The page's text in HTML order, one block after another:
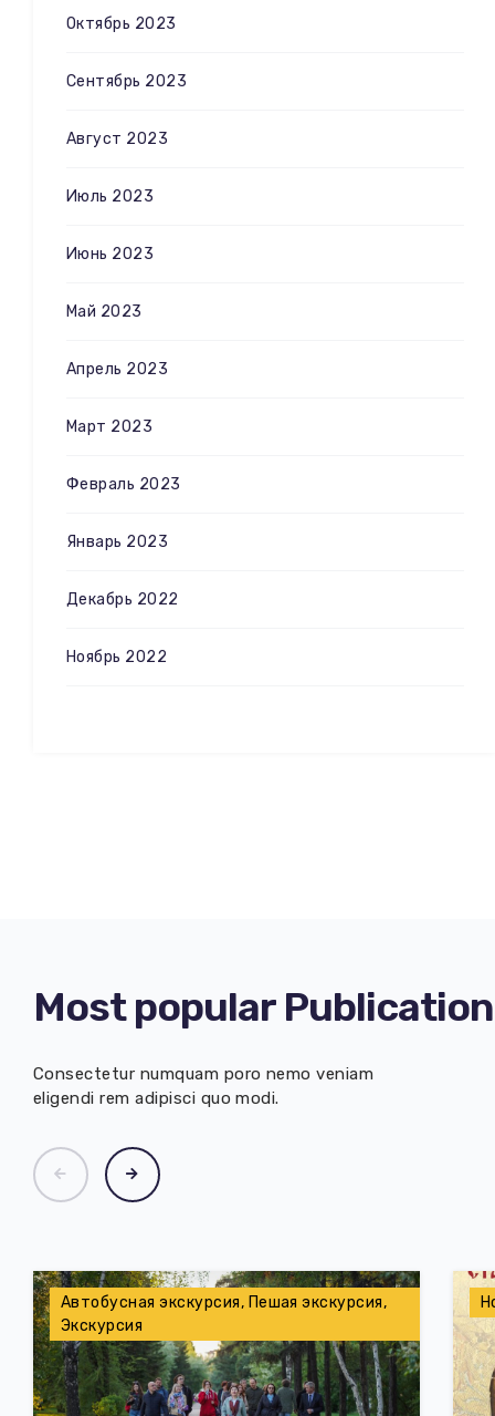
Октябрь 2023
Сентябрь 2023
Август 2023
Июль 2023
Июнь 2023
Май 2023
Апрель 2023
Март 2023
Февраль 2023
Январь 2023
Декабрь 2022
Ноябрь 2022
MostpopularPublication
Consectetur numquam poro nemo veniam
eligendi rem adipisci quo modi.
Автобусная экскурсия, Пешая экскурсия,
Экскурсия